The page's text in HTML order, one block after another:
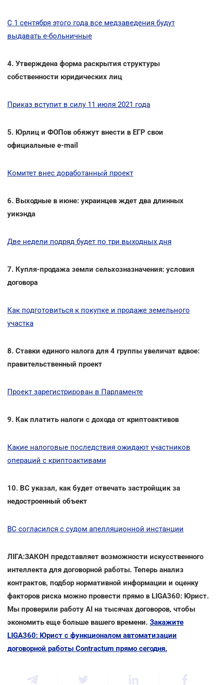
С 1 сентября этого года все медзаведения будут
выдавать е-больничные
4. Утверждена форма раскрытия структуры
собственности юридических лиц
Приказ вступит в силу 11 июля 2021 года
5. Юрлиц и ФОПов обяжут внести в ЕГР свои
официальные e-mail
Комитет внес доработанный проект
6. Выходные в июне: украинцев ждет два длинных
уикэнда
Две недели подряд будет по три выходных дня
7. Купля-продажа земли сельхозназначения: условия
договора
Как подготовиться к покупке и продаже земельного
участка
8. Cтавки единого налога для 4 группы увеличат вдвое:
правительственный проект
Проект зарегистрирован в Парламенте
9. Как платить налоги с дохода от криптоактивов
Какие налоговые последствия ожидают участников
операций с криптоактивами
10. ВС указал, как будет отвечать застройщик за
недостроенный объект
ВС согласился с судом апелляционной инстанции
ЛІГА:ЗАКОН представляет возможности искусственного
интеллекта для договорной работы. Теперь анализ
контрактов, подбор нормативной информации и оценку
факторов риска можно провести прямо в LIGA360: Юрист.
Мы проверили работу AI на тысячах договоров, чтобы
экономить еще больше вашего времени. Закажите
LIGA360: Юрист с функционалом автоматизации
договорной работы Contractum прямо сегодня.